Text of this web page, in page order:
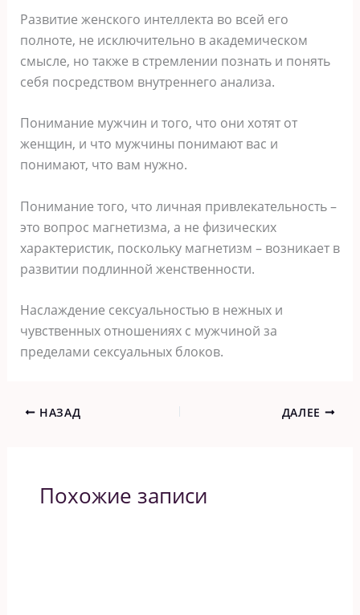
Развитие женского интеллекта во всей его
полноте, не исключительно в академическом
смысле, но также в стремлении познать и понять
себя посредством внутреннего анализа.
Понимание мужчин и того, что они хотят от
женщин, и что мужчины понимают вас и
понимают, что вам нужно.
Понимание того, что личная привлекательность –
это вопрос магнетизма, а не физических
характеристик, поскольку магнетизм – возникает в
развитии подлинной женственности.
Наслаждение сексуальностью в нежных и
чувственных отношениях с мужчиной за
пределами сексуальных блоков.
НАЗАД ДАЛЕЕ
Похожие записи